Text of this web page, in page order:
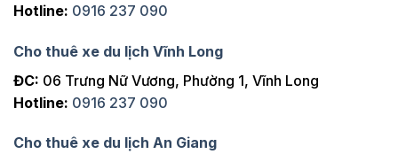
Hotline: 0916 237 090
Cho thuê xe du lịch Vĩnh Long
ĐC: 06 Trưng Nữ Vương, Phường 1, Vĩnh Long
Hotline: 0916 237 090
Cho thuê xe du lịch An Giang